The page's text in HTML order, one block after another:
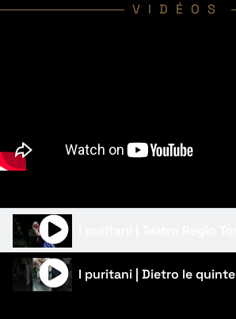
VIDÉOS
I puritani | Dietro le quinte